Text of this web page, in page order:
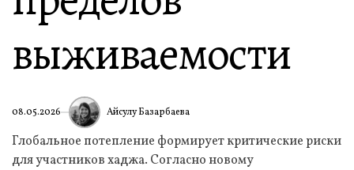
выживаемости
08.05.2026 Айсулу Базарбаева
Глобальное потепление формирует критические риски
для участников хаджа. Согласно новому